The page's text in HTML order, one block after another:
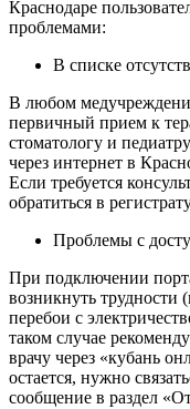
Краснодаре
проблемами:
В списке
В любом
первичный прием к
стоматологу и
через интернет в
Если требуется
обратиться в
Проблемы с
При подключении
возникнуть трудности
перебои с
таком случае
врачу через «кубань
остается, нужно
сообщение в раздел